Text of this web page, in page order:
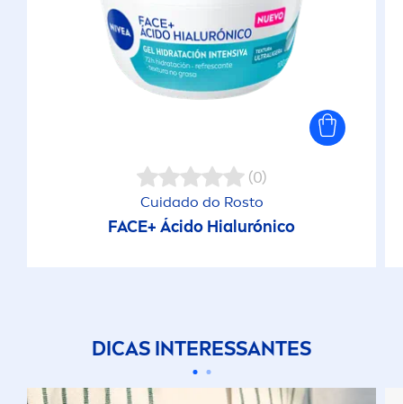
(0)
Cuidado do Rosto
FACE+ Ácido Hialurónico
DICAS INTERESSANTES